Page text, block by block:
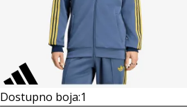
Dostupno boja:1